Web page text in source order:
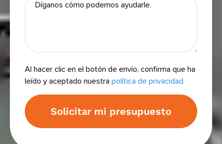
Al hacer clic en el botón de envío, confirma que ha
leído y aceptado nuestra política de privacidad.